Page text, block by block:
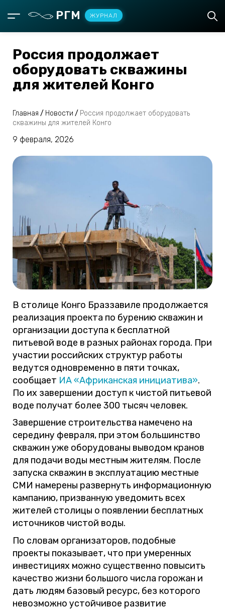
РГМ ЖУРНАЛ
Россия продолжает
оборудовать скважины
для жителей Конго
Главная / Новости / Россия продолжает оборудовать
скважины для жителей Конго
9 февраля, 2026
В столице Конго Браззавиле продолжается
реализация проекта по бурению скважин и
организации доступа к бесплатной
питьевой воде в разных районах города. При
участии российских структур работы
ведутся одновременно в пяти точках,
сообщает ИА «Африканская инициатива».
По их завершении доступ к чистой питьевой
воде получат более 300 тысяч человек.
Завершение строительства намечено на
середину февраля, при этом большинство
скважин уже оборудованы выводом кранов
для подачи воды местным жителям. После
запуска скважин в эксплуатацию местные
СМИ намерены развернуть информационную
кампанию, призванную уведомить всех
жителей столицы о появлении бесплатных
источников чистой воды.
По словам организаторов, подобные
проекты показывает, что при умеренных
инвестициях можно существенно повысить
качество жизни большого числа горожан и
дать людям базовый ресурс, без которого
невозможно устойчивое развитие